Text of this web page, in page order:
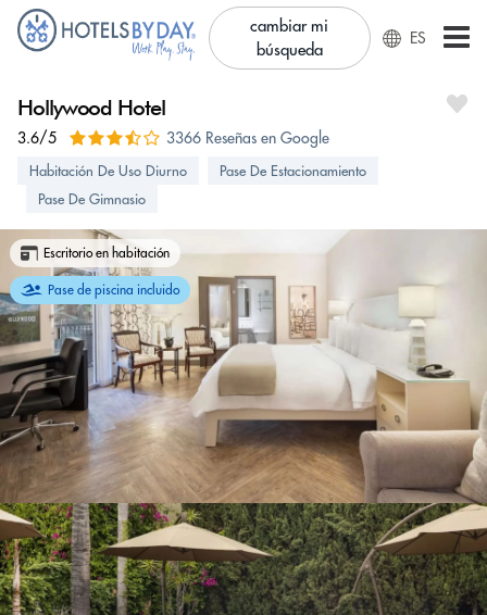
cambiar mi
búsqueda
ES
Hollywood Hotel
3.6/5 3366 Reseñas en Google
Habitación De Uso Diurno
Pase De Estacionamiento
Pase De Gimnasio
Escritorio en habitación
Pase de piscina incluido